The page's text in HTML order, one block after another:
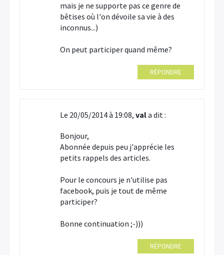
mais je ne supporte pas ce genre de
bêtises où l'on dévoile sa vie à des
inconnus...)
On peut participer quand même?
RÉPONDRE
Le 20/05/2014 à 19:08, vala dit :
Bonjour,
Abonnée depuis peu j'apprécie les
petits rappels des articles.
Pour le concours je n'utilise pas
facebook, puis je tout de même
participer?
Bonne continuation ;-)))
RÉPONDRE